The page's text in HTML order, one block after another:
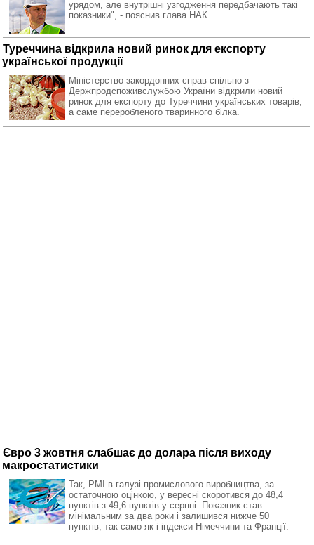
урядом, але внутрішні узгодження передбачають такі
показники", - пояснив глава НАК.
Туреччина відкрила новий ринок для експорту
української продукції
Міністерство закордонних справ спільно з
Держпродспоживслужбою України відкрили новий
ринок для експорту до Туреччини українських товарів,
а саме переробленого тваринного білка.
Євро 3 жовтня слабшає до долара після виходу
макростатистики
Так, PMI в галузі промислового виробництва, за
остаточною оцінкою, у вересні скоротився до 48,4
пунктів з 49,6 пунктів у серпні. Показник став
мінімальним за два роки і залишився нижче 50
пунктів, так само як і індекси Німеччини та Франції.